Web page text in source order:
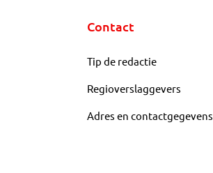
Contact
Tip de redactie
Regioverslaggevers
Adres en contactgegevens